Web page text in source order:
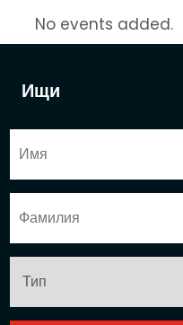
Ищи
No events added.